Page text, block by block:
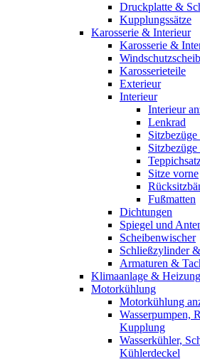
Druckplatte &
Kupplungssätze
Karosserie & Interieur
Karosserie &
Karosserieteile
Exterieur
Interieur
Interieur
Lenkrad
Sitzbezüge
Sitze vorne
Fußmatten
Dichtungen
Spiegel und
Scheibenwischer
Schließzylinder
Armaturen &
Klimaanlage & Heizung
Motorkühlung
Motorkühlung
Wasserpumpen,
Kupplung
Wasserkühler,
Kühlerdeckel